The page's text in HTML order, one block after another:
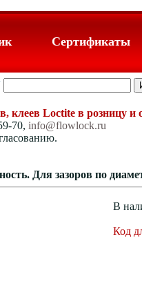
Сертификаты
клеев Loctite в розницу и
70, info@flowlock.ru
Для зазоров по
В
Код